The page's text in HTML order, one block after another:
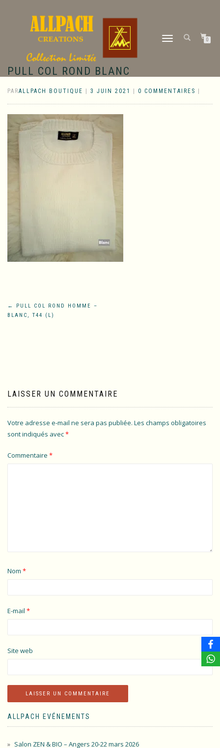
DÉPLIER
0
PULL COL ROND BLANC
PARALLPACH BOUTIQUE 3 JUIN 2021 0 COMMENTAIRES
Navigation
←
PULL COL ROND HOMME –
BLANC, T44 (L)
LAISSER UN COMMENTAIRE
Votre adresse e-mail ne sera pas publiée. Les champs obligatoires
sont indiqués avec*
Commentaire *
Nom *
E-mail *
Site web
ALLPACH EVÉNEMENTS
Salon ZEN & BIO – Angers 20-22 mars 2026